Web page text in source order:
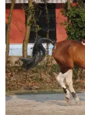
Les actus
Cavasoft client
Présentation
L’équipe
Les installations
Activités
Disciplines
Contact/accès